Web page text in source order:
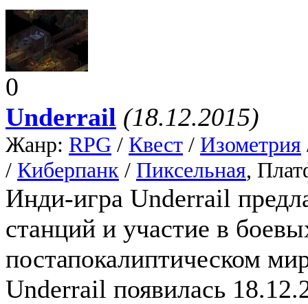
0
Underrail (18.12.2015)
Жанр: RPG / Квест / Изометрия
/ Киберпанк / Пиксельная,
Инди-игра Underrail
станций и участие в
постапокалиптическом
Underrail появилась